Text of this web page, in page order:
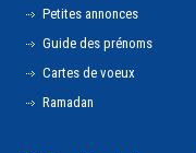
Petites annonces
Guide des prénoms
Cartes de voeux
Ramadan